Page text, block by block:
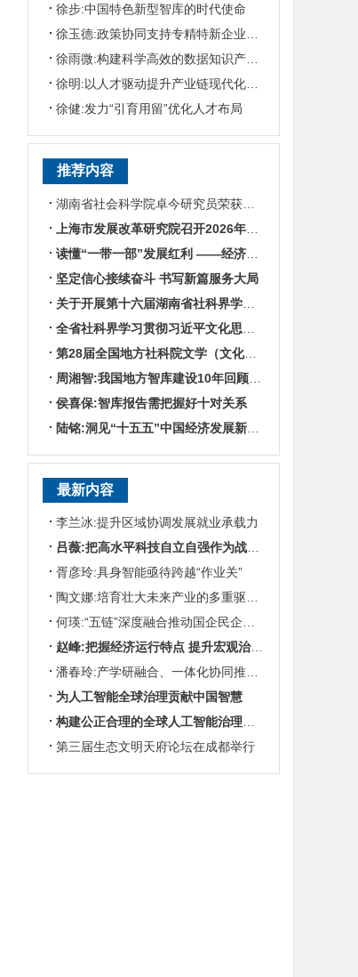
徐步:中国特色新型智库的时代使命
徐雨微:构建科学高效的数据知识产权保护体系
徐明:以人才驱动提升产业链现代化水平
徐健:发力“引育用留”优化人才布局
推荐内容
湖南省社会科学院卓今研究员荣获第九届鲁迅文学奖
上海市发展改革研究院召开2026年半年度工作会议
读懂“一带一部”发展红利 ——经济学专家谈湖南区位优势
坚定信心接续奋斗 书写新篇服务大局
关于开展第十六届湖南省社科界学术年会征文活动的通知
第28届全国地方社科院文学（文化）所所长联席会暨“数智时代地方文化IP建设”学术研讨
周湘智:我国地方智库建设10年回顾与展望
侯喜保:智库报告需把握好十对关系
陆铭:洞见“十五五”中国经济发展新趋势——对话上海交通大学中国发展研究院执行院长陆铭
最新内容
李兰冰:提升区域协调发展就业承载力
吕薇:把高水平科技自立自强作为战略支撑
胥彦玲:具身智能亟待跨越“作业关”
陶文娜:培育壮大未来产业的多重驱动机制
何瑛:“五链”深度融合推动国企民企协同发展
赵峰:把握经济运行特点 提升宏观治理效能
潘春玲:产学研融合、一体化协同推动农业科技创新
为人工智能全球治理贡献中国智慧
构建公正合理的全球人工智能治理体系
第三届生态文明天府论坛在成都举行